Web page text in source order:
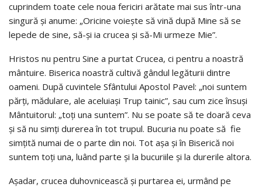
cuprindem toate cele noua fericiri arătate mai sus într-una
singură şi anume: „Oricine voieşte să vină după Mine să se
lepede de sine, să-şi ia crucea şi să-Mi urmeze Mie”.
Hristos nu pentru Sine a purtat Crucea, ci pentru a noastră
mântuire. Biserica noastră cultivă gândul legăturii dintre
oameni. După cuvintele Sfântului Apostol Pavel: „noi suntem
părţi, mădulare, ale aceluiaşi Trup tainic”, sau cum zice însuşi
Mântuitorul: „toţi una suntem”. Nu se poate să te doară ceva
şi să nu simţi durerea în tot trupul. Bucuria nu poate să fie
simţită numai de o parte din noi. Tot aşa şi în Biserică noi
suntem toţi una, luând parte şi la bucuriile şi la durerile altora.
Aşadar, crucea duhovnicească şi purtarea ei, urmând pe